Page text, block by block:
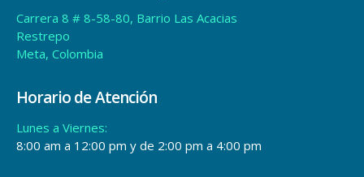
Carrera 8 # 8-58-80, Barrio Las Acacias
Restrepo
Meta, Colombia
Horario de Atención
Lunes a Viernes:
8:00 am a 12:00 pm y de 2:00 pm a 4:00 pm